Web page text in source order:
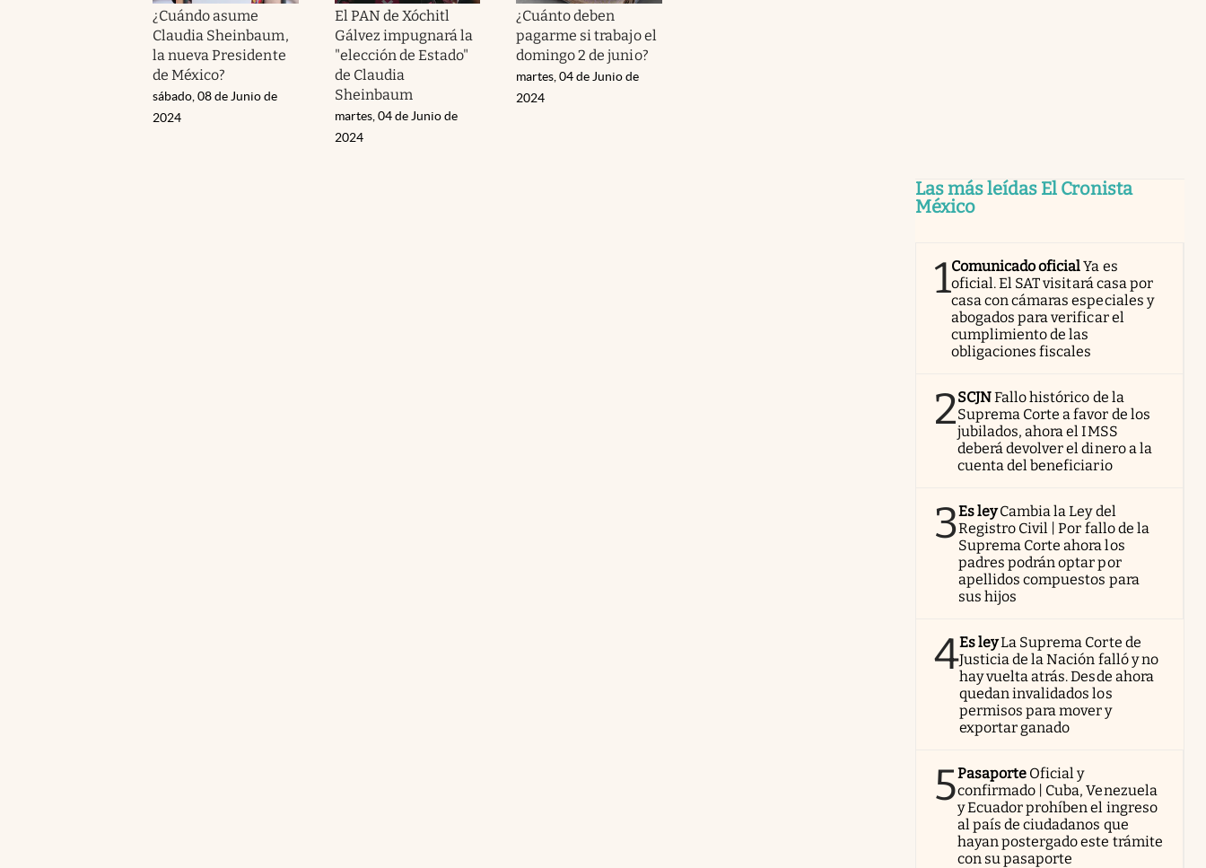
¿Cuándo asume
Claudia Sheinbaum,
la nueva Presidente
de México?
sábado, 08 de Junio de
2024
El PAN de Xóchitl
Gálvez impugnará la
"elección de Estado"
de Claudia
Sheinbaum
martes, 04 de Junio de
2024
¿Cuánto deben
pagarme si trabajo el
domingo 2 de junio?
martes, 04 de Junio de
2024
Las más leídas El Cronista
México
1Comunicado oficialYa es
oficial. El SAT visitará casa por
casa con cámaras especiales y
abogados para verificar el
cumplimiento de las
obligaciones fiscales
2SCJNFallo histórico de la
Suprema Corte a favor de los
jubilados, ahora el IMSS
deberá devolver el dinero a la
cuenta del beneficiario
3Es ley Cambia la Ley del
Registro Civil | Por fallo de la
Suprema Corte ahora los
padres podrán optar por
apellidos compuestos para
sus hijos
4Es leyLa Suprema Corte de
Justicia de la Nación falló y no
hay vuelta atrás. Desde ahora
quedan invalidados los
permisos para mover y
exportar ganado
5Pasaporte Oficial y
confirmado | Cuba, Venezuela
y Ecuador prohíben el ingreso
al país de ciudadanos que
hayan postergado este trámite
con su pasaporte